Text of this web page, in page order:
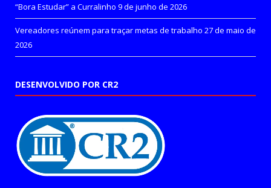
“Bora Estudar” a Curralinho 9 de junho de 2026
Vereadores reúnem para traçar metas de trabalho 27 de maio de
2026
DESENVOLVIDO POR CR2